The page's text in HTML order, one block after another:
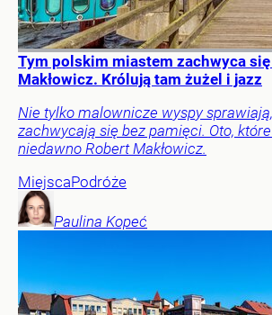
Tym polskim miastem zachwyca
Makłowicz. Królują tam żużel i jazz
Nie tylko malownicze wyspy
zachwycają się bez pamięci. Oto,
niedawno Robert Makłowicz.
MiejscaPodróże
Paulina Kopeć